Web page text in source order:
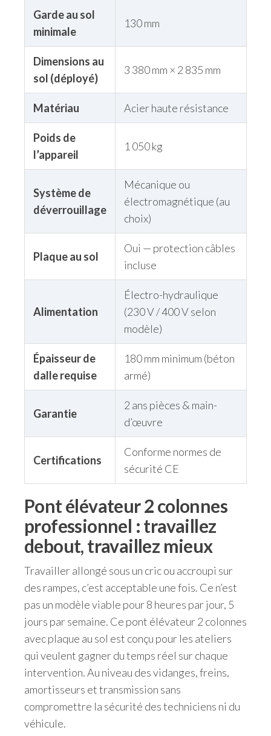
Garde au sol
minimale
130 mm
Dimensions au
sol (déployé)
3 380 mm × 2 835 mm
Matériau Acier haute résistance
Poids de
l’appareil
1 050 kg
Système de
déverrouillage
Mécanique ou
électromagnétique (au
choix)
Plaque au sol
Oui — protection câbles
incluse
Alimentation
Électro-hydraulique
(230 V / 400 V selon
modèle)
Épaisseur de
dalle requise
180 mm minimum (béton
armé)
Garantie
2 ans pièces & main-
d’œuvre
Certifications
Conforme normes de
sécurité CE
Pont élévateur 2 colonnes
professionnel : travaillez
debout, travaillez mieux
Travailler allongé sous un cric ou accroupi sur
des rampes, c’est acceptable une fois. Ce n’est
pas un modèle viable pour 8 heures par jour, 5
jours par semaine. Ce pont élévateur 2 colonnes
avec plaque au sol est conçu pour les ateliers
qui veulent gagner du temps réel sur chaque
intervention. Au niveau des vidanges, freins,
amortisseurs et transmission sans
compromettre la sécurité des techniciens ni du
véhicule.